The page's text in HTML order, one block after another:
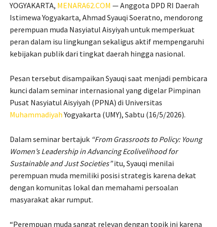
YOGYAKARTA, MENARA62.COM — Anggota DPD RI Daerah
Istimewa Yogyakarta, Ahmad Syauqi Soeratno, mendorong
perempuan muda Nasyiatul Aisyiyah untuk memperkuat
peran dalam isu lingkungan sekaligus aktif mempengaruhi
kebijakan publik dari tingkat daerah hingga nasional.
Pesan tersebut disampaikan Syauqi saat menjadi pembicara
kunci dalam seminar internasional yang digelar Pimpinan
Pusat Nasyiatul Aisyiyah (PPNA) di Universitas
MuhammadiyahYogyakarta (UMY), Sabtu (16/5/2026).
Dalam seminar bertajuk “From Grassroots to Policy: Young
Women’s Leadership in Advancing Ecolivelihood for
Sustainable and Just Societies”itu, Syauqi menilai
perempuan muda memiliki posisi strategis karena dekat
dengan komunitas lokal dan memahami persoalan
masyarakat akar rumput.
“Perempuan muda sangat relevan dengan topik ini karena